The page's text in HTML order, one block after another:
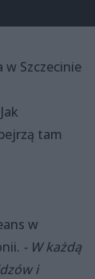
Szczecinie
tam
w
- W każdą
i